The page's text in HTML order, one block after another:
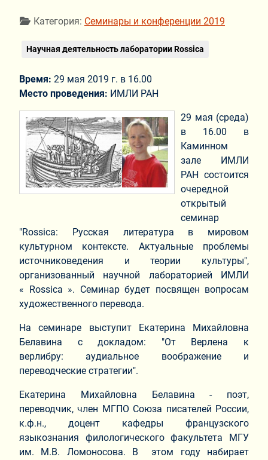
Информация о материале
Категория: Семинары и конференции 2019
Научная деятельность лаборатории Rossica
Время: 29 мая 2019 г. в 16.00
Место проведения: ИМЛИ РАН
29 мая (среда)
в 16.00 в
Каминном
зале ИМЛИ
РАН состоится
очередной
открытый
семинар
"Rossiсa: Русская литература в мировом
культурном контексте. Актуальные проблемы
источниковедения и теории культуры",
организованный научной лабораторией ИМЛИ
« Rossica ». Семинар будет посвящен вопросам
художественного перевода.
На семинаре выступит Екатерина Михайловна
Белавина с докладом: "От Верлена к
верлибру: аудиальное воображение и
переводческие стратегии".
Екатерина Михайловна Белавина - поэт,
переводчик, член МГПО Союза писателей России,
к.ф.н., доцент кафедры французского
языкознания филологического факультета МГУ
им. М.В. Ломоносова. В этом году набирает